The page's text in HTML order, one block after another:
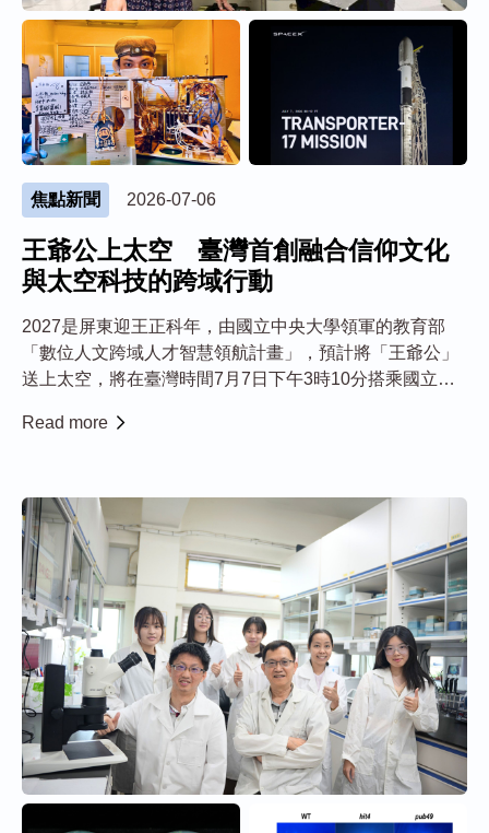
焦點新聞 2026-07-06
王爺公上太空 臺灣首創融合信仰文化
與太空科技的跨域行動
2027是屏東迎王正科年，由國立中央大學領軍的教育部
「數位人文跨域人才智慧領航計畫」，預計將「王爺公」
送上太空，將在臺灣時間7月7日下午3時10分搭乘國立中
方衛星以及中大與印度小型衛星公司 Hex20合作的 Koyo
Read more